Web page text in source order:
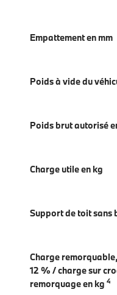
Empattement en mm
Poids à vide du
Poids brut autorisé
Charge utile en kg
Support de toit sans
Charge
12 % / charge sur
remorquage en kg 4